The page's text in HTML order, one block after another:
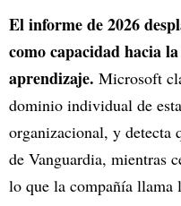
El informe de 2026
como capacidad hacia
aprendizaje. Microsoft
dominio individual de
organizacional, y detecta
de Vanguardia, mientras
lo que la compañía llama